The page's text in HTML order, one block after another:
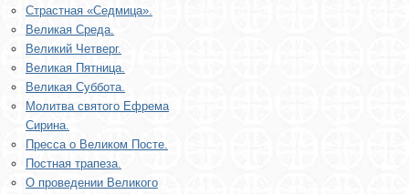
Страстная «Седмица».
Великая Среда.
Великий Четверг.
Великая Пятница.
Великая Суббота.
Молитва святого Ефрема
Сирина.
Пресса о Великом Посте.
Постная трапеза.
О проведении Великого